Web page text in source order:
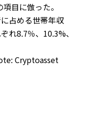
目に倣った。
占める世帯年収
れ8.7％、10.3%、
Cryptoasset